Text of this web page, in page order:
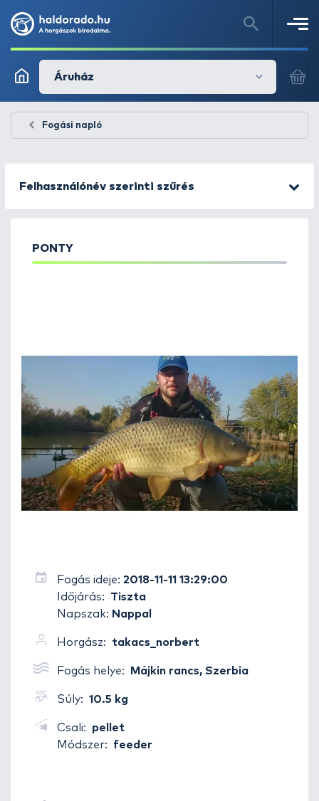
Áruház
Fogási napló
Felhasználónév szerinti szűrés
PONTY
Fogás ideje: 2018-11-11 13:29:00
Időjárás:
Tiszta
Napszak: Nappal
Horgász: takacs_norbert
Fogás helye: Májkin rancs, Szerbia
Súly: 10.5 kg
Csali:
pellet
Módszer:
feeder